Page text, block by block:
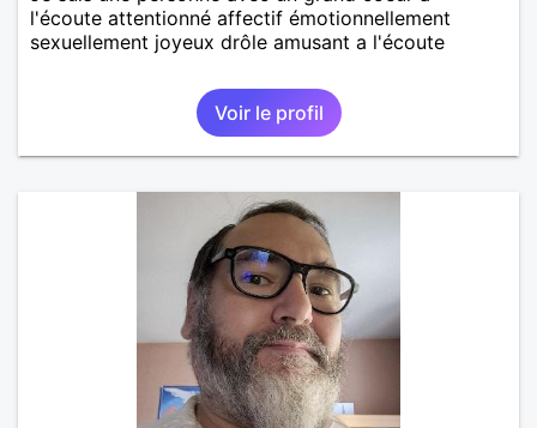
l'écoute attentionné affectif émotionnellement
sexuellement joyeux drôle amusant a l'écoute
Voir le profil